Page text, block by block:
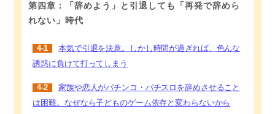
第四章：「辞めよう」と引退しても「再発で辞めら
れない」時代
4-1
本気で引退を決意。しかし時間が過ぎれば、色んな
誘惑に負けて打ってしまう
4-2
家族や恋人がパチンコ・パチスロを辞めさせること
は困難。なぜなら子どものゲーム依存と変わらないから